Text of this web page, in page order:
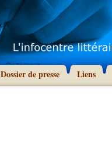
Dossier de presse Liens